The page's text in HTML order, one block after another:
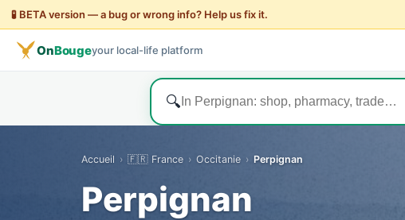
🧪 BETA version — a bug or wrong info? Help us fix it.
OnBougeyour local-life platform
🔍
Accueil › 🇫🇷 France › Occitanie › Perpignan
Perpignan